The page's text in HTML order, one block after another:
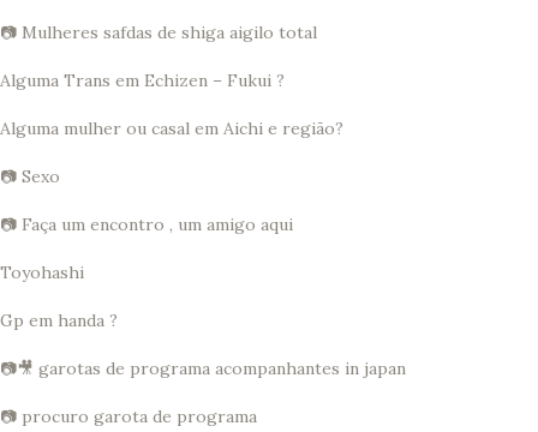
📷 Mulheres safdas de shiga aigilo total
Alguma Trans em Echizen – Fukui ?
Alguma mulher ou casal em Aichi e região?
📷 Sexo
📷 Faça um encontro , um amigo aqui
Toyohashi
Gp em handa ?
📷🎥 garotas de programa acompanhantes in japan
📷 procuro garota de programa